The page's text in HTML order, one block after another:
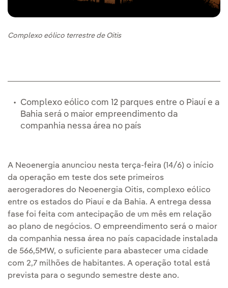
Complexo eólico terrestre de Oitis
Complexo eólico com 12 parques entre o Piauí e a
Bahia será o maior empreendimento da
companhia nessa área no país
A Neoenergia anunciou nesta terça-feira (14/6) o início
da operação em teste dos sete primeiros
aerogeradores do Neoenergia Oitis, complexo eólico
entre os estados do Piauí e da Bahia. A entrega dessa
fase foi feita com antecipação de um mês em relação
ao plano de negócios. O empreendimento será o maior
da companhia nessa área no país capacidade instalada
de 566,5MW, o suficiente para abastecer uma cidade
com 2,7 milhões de habitantes. A operação total está
prevista para o segundo semestre deste ano.